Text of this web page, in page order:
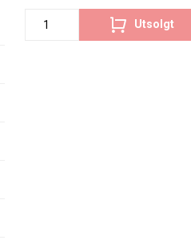
Utsolgt